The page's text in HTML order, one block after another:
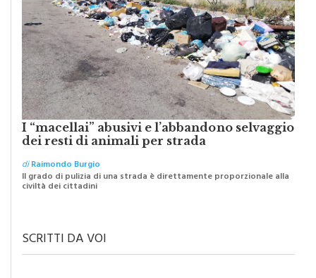
I “macellai” abusivi e l’abbandono selvaggio
dei resti di animali per strada
diRaimondo Burgio
Il grado di pulizia di una strada è direttamente proporzionale alla
civiltà dei cittadini